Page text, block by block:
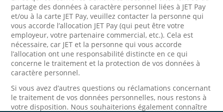
partage des données à caractère personnel liées à JET Pay
et/ou à la carte JET Pay, veuillez contacter la personne qui
vous accorde l’allocation JET Pay (qui peut être votre
employeur, votre partenaire commercial, etc.). Cela est
nécessaire, car JET et la personne qui vous accorde
l’allocation ont une responsabilité distincte en ce qui
concerne le traitement et la protection de vos données à
caractère personnel.
Si vous avez d’autres questions ou réclamations concernant
le traitement de vos données personnelles, nous restons à
votre disposition. Nous souhaiterions également connaître